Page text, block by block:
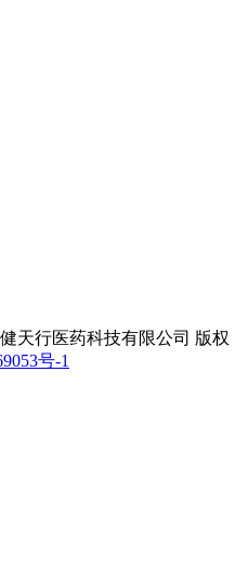
天行医药科技有限公司 版权
号-1